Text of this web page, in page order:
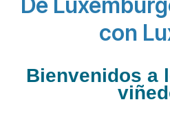
Grupo Luxair
con
Bienvenidos a